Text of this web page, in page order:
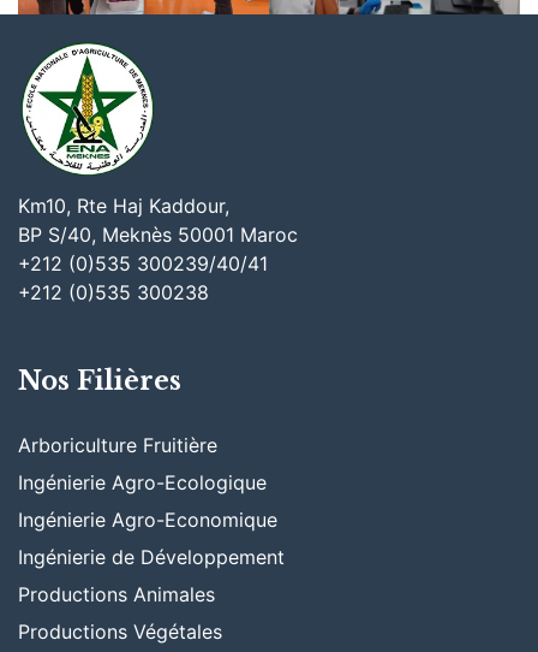
Km10, Rte Haj Kaddour,
BP S/40, Meknès 50001 Maroc
+212 (0)535 300239/40/41
+212 (0)535 300238
Nos Filières
Arboriculture Fruitière
Ingénierie Agro-Ecologique
Ingénierie Agro-Economique
Ingénierie de Développement
Productions Animales
Productions Végétales